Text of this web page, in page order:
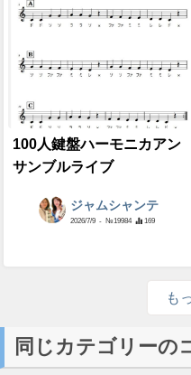
100人鍵盤ハーモニカアン
サンブルライブ
ジャムシャンテ
2026/7/9 - №19984 169
も
同じカテゴリーの